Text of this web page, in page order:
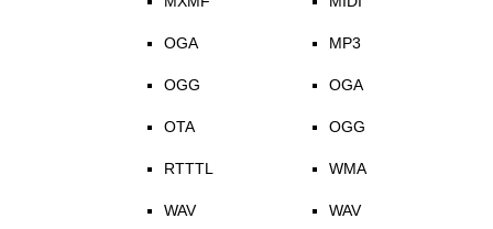
OGA
OGG
OTA
RTTTL
WAV
MP3
OGA
OGG
WMA
WAV